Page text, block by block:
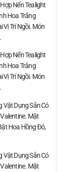
Nến Tealight
Hoa Trắng
Vị Trí Ngồi. Món
Nến Tealight
Hoa Trắng
Vị Trí Ngồi. Món
Vật Dụng Sẵn Có
Mặt
Hoa Hồng Đỏ,
Vật Dụng Sẵn Có
Mặt